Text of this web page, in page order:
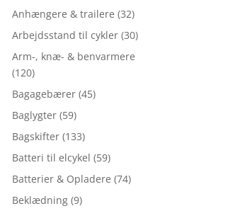
Anhængere & trailere (32)
Arbejdsstand til cykler (30)
Arm-, knæ- & benvarmere
(120)
Bagagebærer (45)
Baglygter (59)
Bagskifter (133)
Batteri til elcykel (59)
Batterier & Opladere (74)
Beklædning (9)